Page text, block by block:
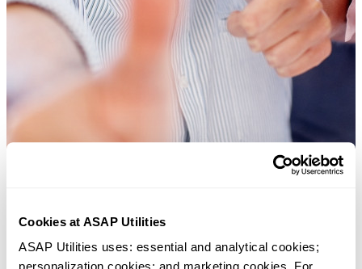
Cookies at ASAP Utilities
ASAP Utilities uses: essential and analytical cookies;
许多 Excel 用户希望 Excel 内置的实用工具